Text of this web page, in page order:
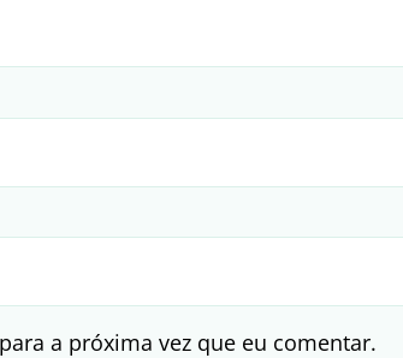
a próxima vez que eu comentar.